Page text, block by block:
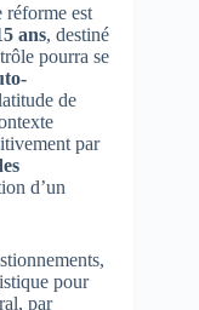
réforme est
ans, destiné
pourra se
de
par
d’un
pour
par